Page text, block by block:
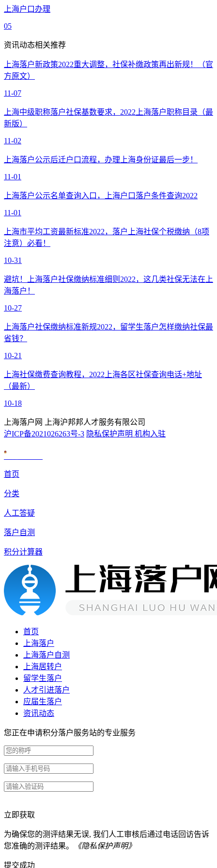
上海户口办理
05
资讯动态相关推荐
上海落户新政策2022重大调整，社保补缴政策再出新规！（官
方原文）
11-07
上海中级职称落户社保基数要求，2022上海落户职称目录（最
新版）
11-02
上海落户公示后迁户口流程，办理上海身份证最后一步！
11-01
上海落户公示名单查询入口，上海户口落户条件查询2022
11-01
上海市平均工资最新标准2022，落户上海社保个税缴纳（8项
注意）必看！
10-31
避坑！上海落户社保缴纳标准细则2022，这几类社保无法在上
海落户！
10-27
上海落户社保缴纳标准新规2022，留学生落户怎样缴纳社保最
省钱？
10-21
上海社保缴费查询教程，2022上海各区社保查询电话+地址
（最新）
10-18
上海落户网 上海沪邦邦人才服务有限公司
沪ICP备2021026263号-3 隐私保护声明 机构入驻
首页
分类
人工答疑
落户自测
积分计算器
首页
上海落户
上海落户自测
上海居转户
留学生落户
人才引进落户
应届生落户
资讯动态
您正在申请积分落户服务站的专业服务
立即获取
为确保您的测评结果无误, 我们人工审核后通过电话回访告诉
您准确的测评结果。
《隐私保护声明》
提交成功